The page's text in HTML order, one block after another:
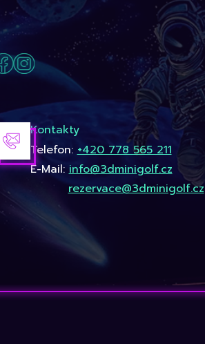
Kontakty
Telefon:+420 778 565 211
E-Mail:info@3dminigolf.cz
rezervace@3dminigolf.cz